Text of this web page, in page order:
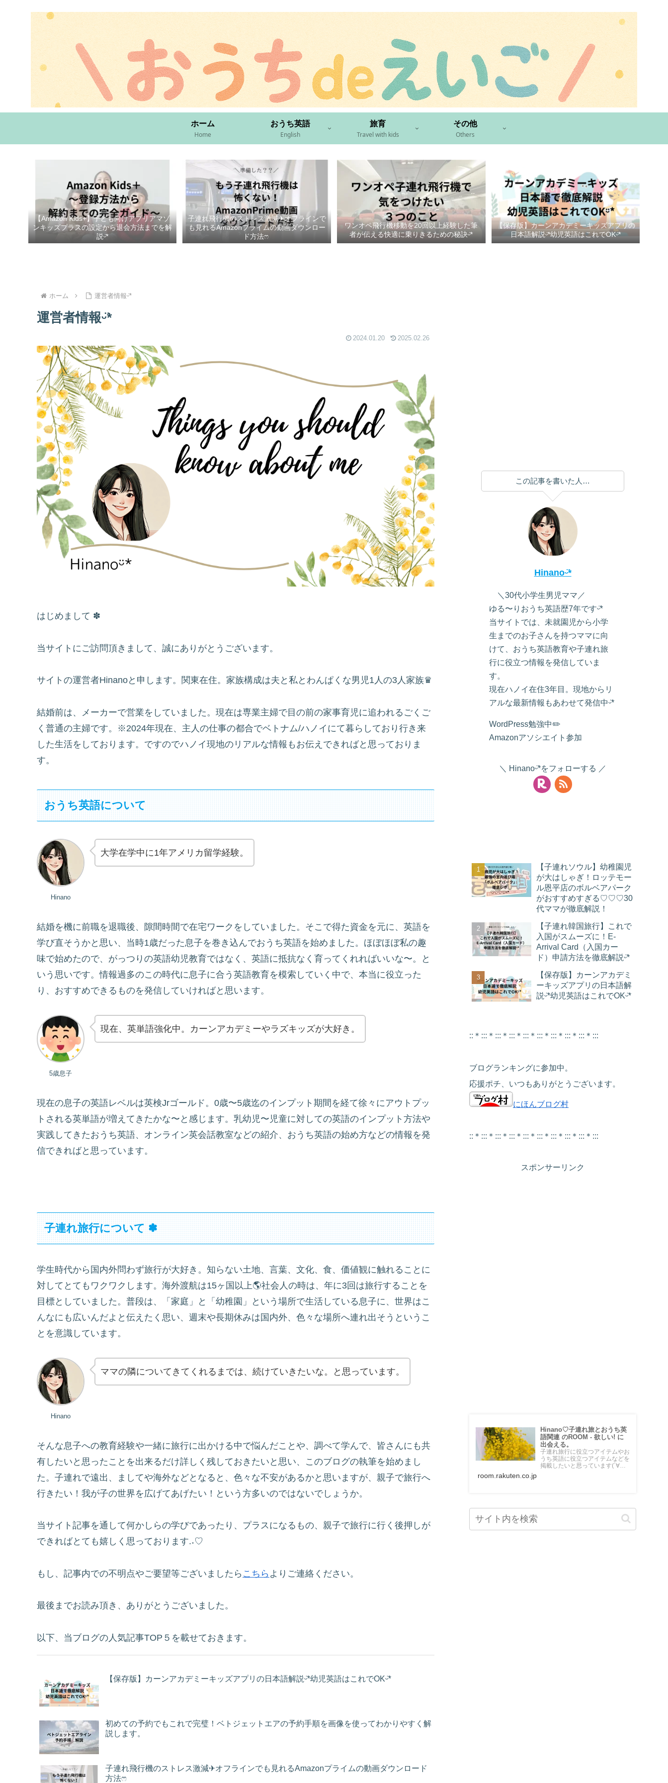
ホーム
Home
おうち英語
English
旅育
Travel with kids
その他
Others
【Amazon Kids+】子ども向けアプリアマゾ
ンキッズプラスの設定から退会方法までを解
説ᵕ̈*
子連れ飛行機のストレス激減✈︎オフラインで
も見れるAmazonプライムの動画ダウンロー
ド方法ෆ ‬
ワンオペ飛行機移動を20回以上経験した筆
者が伝える快適に乗りきるための秘訣ᵕ̈*
【保存版】カーンアカデミーキッズアプリの
日本語解説ᵕ̈*幼児英語はこれでOKᵕ̈*
ホーム 運営者情報ᵕ̈*
運営者情報ᵕ̈*
2024.01.20 2025.02.26
はじめまして ✽
当サイトにご訪問頂きまして、誠にありがとうございます。
サイトの運営者Hinanoと申します。関東在住。家族構成は夫と私とわんぱくな男児1人の3人家族♛
結婚前は、メーカーで営業をしていました。現在は専業主婦で目の前の家事育児に追われるごくご
く普通の主婦です。※2024年現在、主人の仕事の都合でベトナム/ハノイにて暮らしており行き来
した生活をしております。ですのでハノイ現地のリアルな情報もお伝えできればと思っておりま
す。
おうち英語について
Hinano
大学在学中に1年アメリカ留学経験。
結婚を機に前職を退職後、隙間時間で在宅ワークをしていました。そこで得た資金を元に、英語を
学び直そうかと思い、当時1歳だった息子を巻き込んでおうち英語を始めました。ほぼほぼ私の趣
味で始めたので、がっつりの英語幼児教育ではなく、英語に抵抗なく育ってくれればいいな〜。と
いう思いです。情報過多のこの時代に息子に合う英語教育を模索していく中で、本当に役立った
り、おすすめできるものを発信していければと思います。
5歳息子
現在、英単語強化中。カーンアカデミーやラズキッズが大好き。
現在の息子の英語レベルは英検Jrゴールド。0歳〜5歳迄のインプット期間を経て徐々にアウトプッ
トされる英単語が増えてきたかな〜と感じます。乳幼児〜児童に対しての英語のインプット方法や
実践してきたおうち英語、オンライン英会話教室などの紹介、おうち英語の始め方などの情報を発
信できればと思っています。
子連れ旅行について ✽
学生時代から国内外問わず旅行が大好き。知らない土地、言葉、文化、食、価値観に触れることに
対してとてもワクワクします。海外渡航は15ヶ国以上🌎社会人の時は、年に3回は旅行することを
目標としていました。普段は、「家庭」と「幼稚園」という場所で生活している息子に、世界はこ
んなにも広いんだよと伝えたく思い、週末や長期休みは国内外、色々な場所へ連れ出そうというこ
とを意識しています。
Hinano
ママの隣についてきてくれるまでは、続けていきたいな。と思っています。
そんな息子への教育経験や一緒に旅行に出かける中で悩んだことや、調べて学んで、皆さんにも共
有したいと思ったことを出来るだけ詳しく残しておきたいと思い、このブログの執筆を始めまし
た。子連れで遠出、ましてや海外などとなると、色々な不安があるかと思いますが、親子で旅行へ
行きたい！我が子の世界を広げてあげたい！という方多いのではないでしょうか。
当サイト記事を通して何かしらの学びであったり、プラスになるもの、親子で旅行に行く後押しが
できればとても嬉しく思っております.˖♡
もし、記事内での不明点やご要望等ございましたら こちら よりご連絡ください。
最後までお読み頂き、ありがとうございました。
以下、当ブログの人気記事TOP５を載せておきます。
【保存版】カーンアカデミーキッズアプリの日本語解説ᵕ̈*幼児英語はこれでOKᵕ̈*
初めての予約でもこれで完璧！ベトジェットエアの予約手順を画像を使ってわかりやすく解
説します。
子連れ飛行機のストレス激減✈︎オフラインでも見れるAmazonプライムの動画ダウンロード
方法ෆ ‬
この記事を書いた人…
Hinanoᵕ̈*
＼30代小学生男児ママ／
ゆる〜りおうち英語歴7年ですᵕ̈*
当サイトでは、未就園児から小学
生までのお子さんを持つママに向
けて、おうち英語教育や子連れ旅
行に役立つ情報を発信していま
す。
現在ハノイ在住3年目。現地からリ
アルな最新情報もあわせて発信中ᵕ̈*
WordPress勉強中✏️
Amazonアソシエイト参加
Hinanoᵕ̈*をフォローする
【子連れソウル】幼稚園児
が大はしゃぎ！ロッテモー
ル恩平店のボルベアパーク
がおすすめすぎる♡♡♡30
代ママが徹底解説！
【子連れ韓国旅行】これで
入国がスムーズに！E-
Arrival Card（入国カー
ド）申請方法を徹底解説ᵕ̈*
【保存版】カーンアカデミ
ーキッズアプリの日本語解
説ᵕ̈*幼児英語はこれでOKᵕ̈*
::＊:::＊:::＊:::＊:::＊:::＊:::＊:::＊:::＊:::
ブログランキングに参加中。
応援ポチ、いつもありがとうございます。
にほんブログ村
::＊:::＊:::＊:::＊:::＊:::＊:::＊:::＊:::＊:::
スポンサーリンク
Hinano♡子連れ旅とおうち英
語関連 のROOM - 欲しい! に
出会える。
子連れ旅行に役立つアイテムやお
うち英語に役立つアイテムなどを
掲載したいと思っています(´∀｀
がよろしくお願いします✴︎
room.rakuten.co.jp